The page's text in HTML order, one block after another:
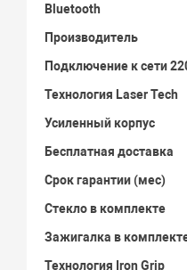
Bluetooth
Производитель
Подключение к сети
Технология Laser Tech
Усиленный корпус
Бесплатная доставка
Срок гарантии (мес)
Стекло в комплекте
Зажигалка в
Технология Iron Grip